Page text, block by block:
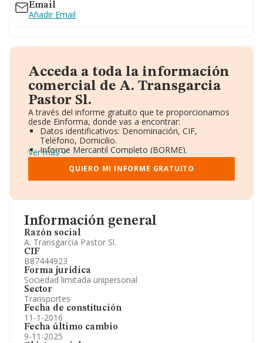
Información general
Razón social
A. Transgarcia Pastor Sl.
CIF
B87444923
Forma jurídica
Sociedad limitada unipersonal
Sector
Transportes
Fecha de constitución
11-1-2016
Fecha último cambio
9-11-2025
Email
Añadir Email
Acceda a toda la información
comercial de A. Transgarcia
Pastor Sl.
A través del informe gratuito que te proporcionamos
desde Einforma, donde vas a encontrar:
Datos identificativos: Denominación, CIF,
Teléfono, Domicilio.
Informe Mercantil Completo (BORME).
Gráficos de Evolución Ventas y Empleados.
Consejo de Administración y Administradores.
Directivos y Ejecutivos.
Información oficial y registral complementaria.
Ver más
QUIERO MI INFORME GRATUITO